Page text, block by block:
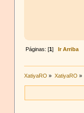
Páginas: [1] Ir Arriba
XatiyaRO » XatiyaRO »